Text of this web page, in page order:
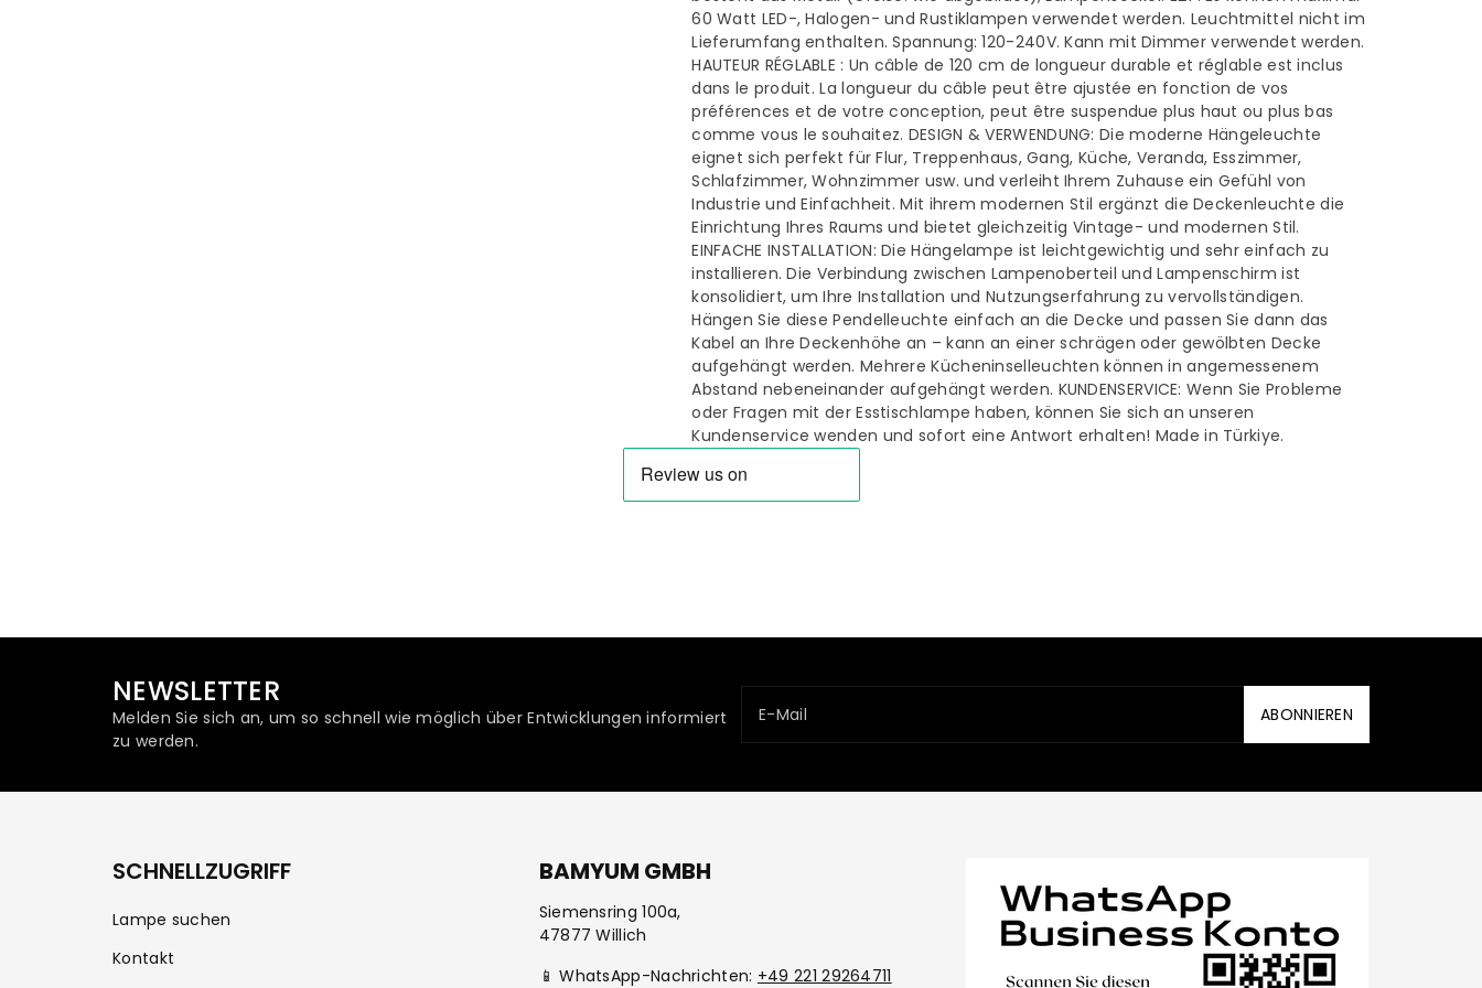
Hängelampe
Hängelampe
60 Watt LED-, Halogen- und Rustiklampen verwendet werden. Leuchtmittel nicht im
Lieferumfang enthalten. Spannung: 120-240V. Kann mit Dimmer verwendet werden.
HAUTEUR RÉGLABLE : Un câble de 120 cm de longueur durable et réglable est inclus
dans le produit. La longueur du câble peut être ajustée en fonction de vos
préférences et de votre conception, peut être suspendue plus haut ou plus bas
comme vous le souhaitez. DESIGN & VERWENDUNG: Die moderne Hängeleuchte
eignet sich perfekt für Flur, Treppenhaus, Gang, Küche, Veranda, Esszimmer,
Schlafzimmer, Wohnzimmer usw. und verleiht Ihrem Zuhause ein Gefühl von
Industrie und Einfachheit. Mit ihrem modernen Stil ergänzt die Deckenleuchte die
Einrichtung Ihres Raums und bietet gleichzeitig Vintage- und modernen Stil.
EINFACHE INSTALLATION: Die Hängelampe ist leichtgewichtig und sehr einfach zu
installieren. Die Verbindung zwischen Lampenoberteil und Lampenschirm ist
konsolidiert, um Ihre Installation und Nutzungserfahrung zu vervollständigen.
Hängen Sie diese Pendelleuchte einfach an die Decke und passen Sie dann das
Kabel an Ihre Deckenhöhe an – kann an einer schrägen oder gewölbten Decke
aufgehängt werden. Mehrere Kücheninselleuchten können in angemessenem
Abstand nebeneinander aufgehängt werden. KUNDENSERVICE: Wenn Sie Probleme
oder Fragen mit der Esstischlampe haben, können Sie sich an unseren
Kundenservice wenden und sofort eine Antwort erhalten! Made in Türkiye.
NEWSLETTER
Melden Sie sich an, um so schnell wie möglich über Entwicklungen informiert
zu werden.
E-Mail ABONNIEREN
SCHNELLZUGRIFF
Lampe suchen
Kontakt
BAMYUM GMBH
Siemensring 100a,
47877 Willich
📱 WhatsApp-Nachrichten: +49 221 29264711